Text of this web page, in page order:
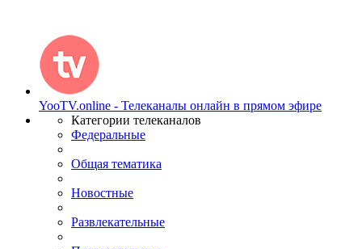
YooTV.online - Телеканалы онлайн в прямом эфире
Категории телеканалов
Федеральные
Общая тематика
Новостные
Развлекательные